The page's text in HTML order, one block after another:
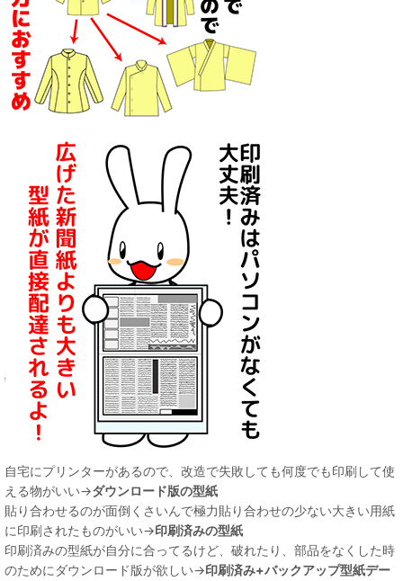
自宅にプリンターがあるので、改造で失敗しても何度でも印刷して使
える物がいい→ダウンロード版の型紙
貼り合わせるのが面倒くさいんで極力貼り合わせの少ない大きい用紙
に印刷されたものがいい→印刷済みの型紙
印刷済みの型紙が自分に合ってるけど、破れたり、部品をなくした時
のためにダウンロード版が欲しい→印刷済み+バックアップ型紙デー